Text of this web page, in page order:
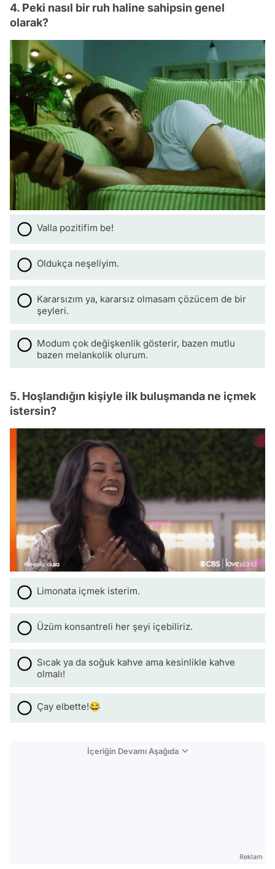
4. Peki nasıl bir ruh haline sahipsin genel
olarak?
Valla pozitifim be!
Oldukça neşeliyim.
Kararsızım ya, kararsız olmasam çözücem de bir
şeyleri.
Modum çok değişkenlik gösterir, bazen mutlu
bazen melankolik olurum.
5. Hoşlandığın kişiyle ilk buluşmanda ne içmek
istersin?
Limonata içmek isterim.
Üzüm konsantreli her şeyi içebiliriz.
Sıcak ya da soğuk kahve ama kesinlikle kahve
olmalı!
Çay elbette!😂
İçeriğin Devamı Aşağıda
Reklam